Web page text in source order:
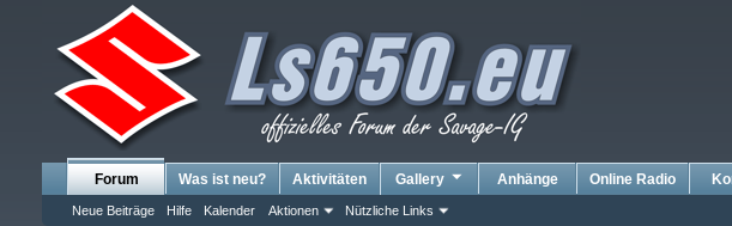
Forum
Neue Beiträge Hilfe Kalender Aktionen Nützliche Links
Was ist neu? Aktivitäten Gallery Anhänge Online Radio